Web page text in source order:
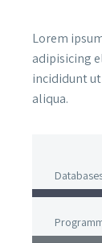
Lorem
adipisicing
incididunt
aliqua.